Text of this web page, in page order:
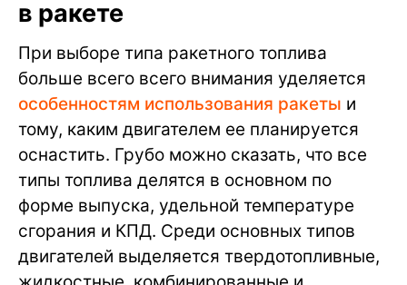
в ракете
При выборе типа ракетного топлива
больше всего всего внимания уделяется
особенностям использования ракеты и
тому, каким двигателем ее планируется
оснастить. Грубо можно сказать, что все
типы топлива делятся в основном по
форме выпуска, удельной температуре
сгорания и КПД. Среди основных типов
двигателей выделяется твердотопливные,